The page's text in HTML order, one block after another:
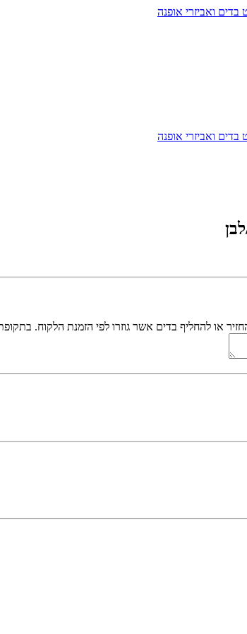
בדים ואביזרי אופנה
בדים ואביזרי אופנה
או להחליף בדים אשר גוזרו לפי הזמנת הלקוח.